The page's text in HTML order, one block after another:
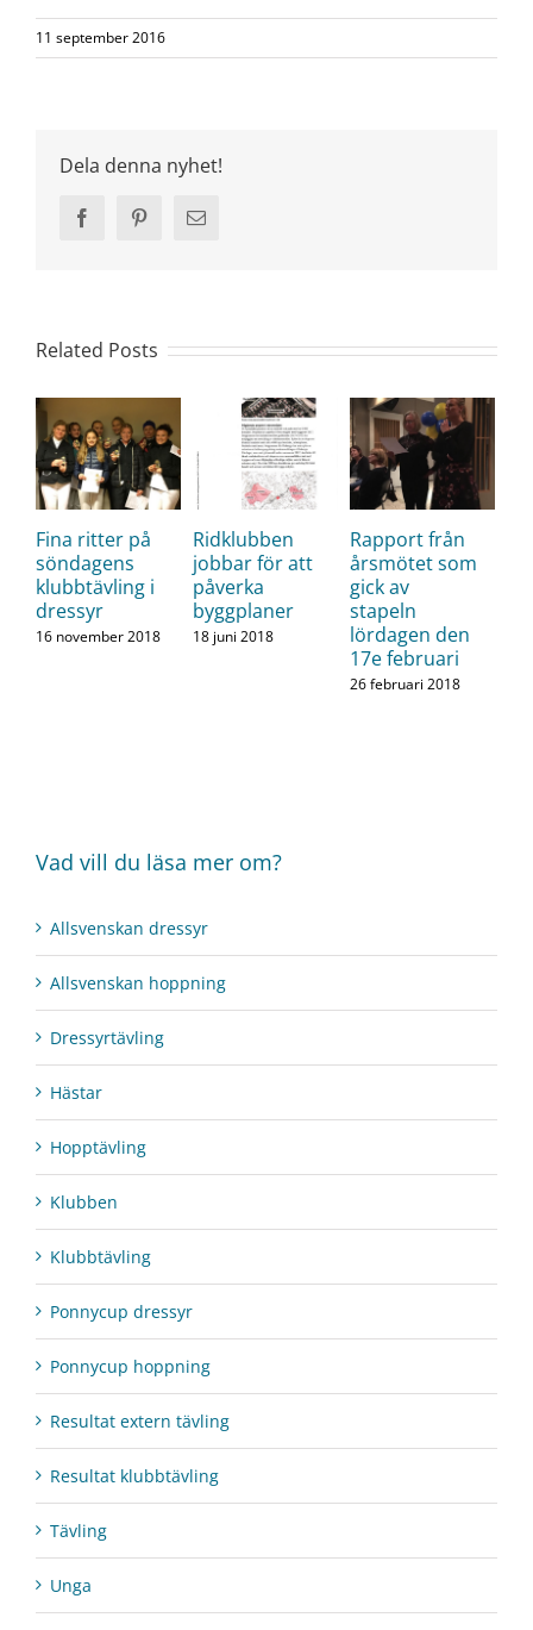
11 september 2016
Dela denna nyhet!
FacebookPinterestEmail
Related Posts
Fina ritter på
söndagens
klubbtävling i
dressyr
16 november 2018
Ridklubben
jobbar för att
påverka
byggplaner
18 juni 2018
Rapport från
årsmötet som
gick av
stapeln
lördagen den
17e februari
26 februari 2018
Vad vill du läsa mer om?
Allsvenskan dressyr
Allsvenskan hoppning
Dressyrtävling
Hästar
Hopptävling
Klubben
Klubbtävling
Ponnycup dressyr
Ponnycup hoppning
Resultat extern tävling
Resultat klubbtävling
Tävling
Unga